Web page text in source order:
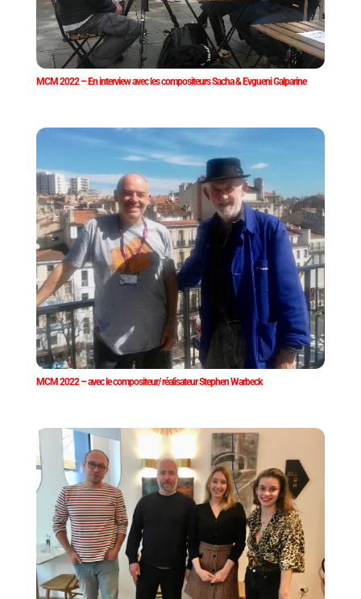
MCM 2022 – En interview avec les compositeurs Sacha & Evgueni Galparine
MCM 2022 – avec le compositeur/ réalisateur Stephen Warbeck